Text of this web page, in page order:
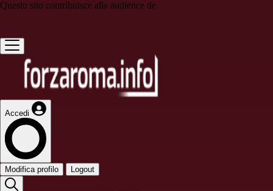
Questo sito contribuisce alla audience de
Accedi
Modifica profilo Logout